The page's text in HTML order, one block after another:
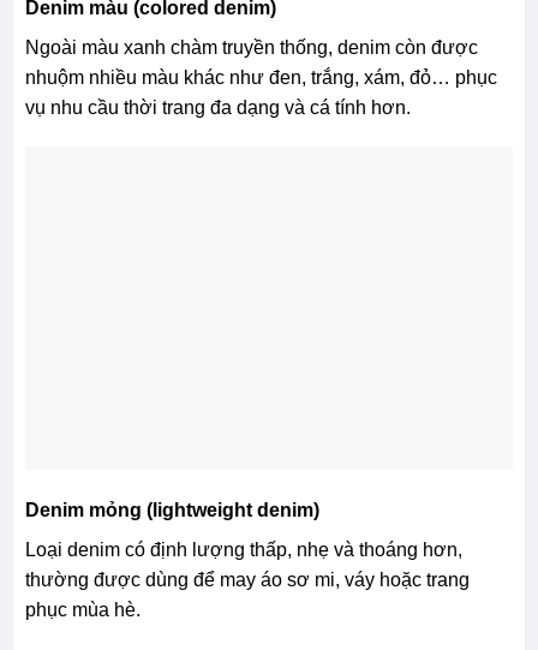
Denim màu (colored denim)
Ngoài màu xanh chàm truyền thống, denim còn được
nhuộm nhiều màu khác như đen, trắng, xám, đỏ… phục
vụ nhu cầu thời trang đa dạng và cá tính hơn.
Denim mỏng (lightweight denim)
Loại denim có định lượng thấp, nhẹ và thoáng hơn,
thường được dùng để may áo sơ mi, váy hoặc trang
phục mùa hè.